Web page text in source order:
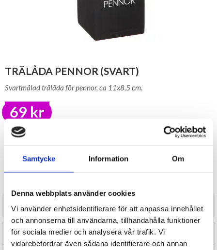
Samtycke Information Om
Denna webbplats använder cookies
Vi använder enhetsidentifierare för att anpassa innehållet
och annonserna till användarna, tillhandahålla funktioner
för sociala medier och analysera vår trafik. Vi
vidarebefordrar även sådana identifierare och annan
TRÄLÅDA PENNOR (SVART)
Svartmålad trälåda för pennor, ca 11x8,5 cm.
69 kr
LAGER I SVERIGE, SNABB LEVERANS ÖPPET KÖP I 30 DAGAR
RECENSIONER (0)